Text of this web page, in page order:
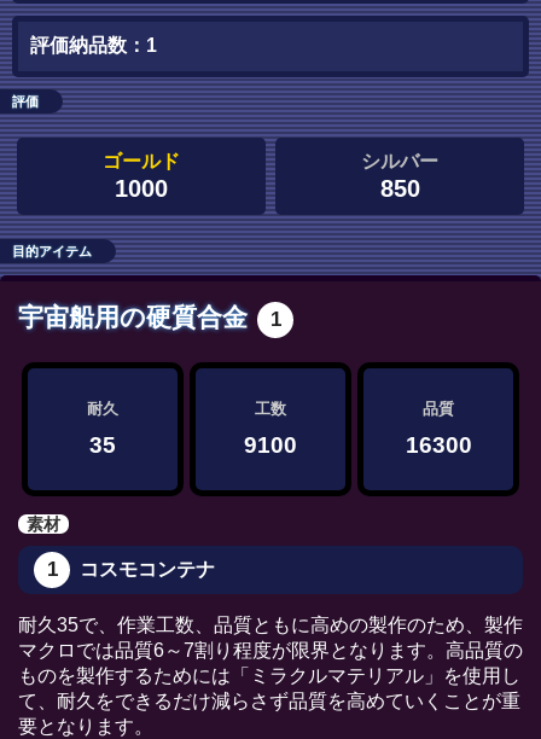
評価納品数：1
評価
ゴールド
1000
シルバー
850
目的アイテム
宇宙船用の硬質合金 1
耐久
35
工数
9100
品質
16300
素材
1 コスモコンテナ
耐久35で、作業工数、品質ともに高めの製作のため、製作
マクロでは品質6～7割り程度が限界となります。高品質の
ものを製作するためには「ミラクルマテリアル」を使用し
て、耐久をできるだけ減らさず品質を高めていくことが重
要となります。